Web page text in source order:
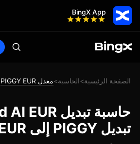
BingX App
الصفحة الرئيسية>الحاسبة>معدل PIGGY EUR
تبديل PIGGY إلى EUR